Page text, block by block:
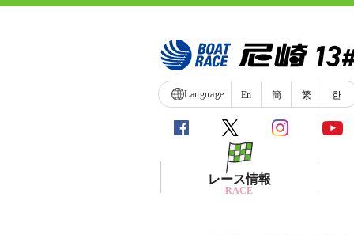
Language En 簡 繁 한
レース情報
RACE